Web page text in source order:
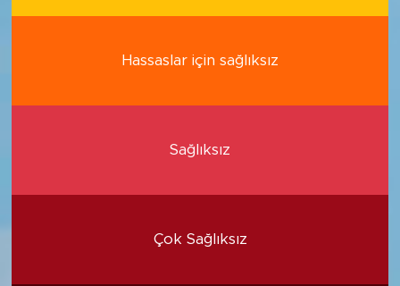
Hassaslar için sağlıksız
Sağlıksız
Çok Sağlıksız